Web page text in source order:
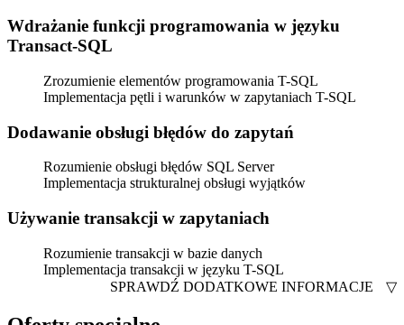
Wdrażanie funkcji programowania w języku
Transact-SQL
Zrozumienie elementów programowania T-SQL
Implementacja pętli i warunków w zapytaniach T-SQL
Dodawanie obsługi błędów do zapytań
Rozumienie obsługi błędów SQL Server
Implementacja strukturalnej obsługi wyjątków
Używanie transakcji w zapytaniach
Rozumienie transakcji w bazie danych
Implementacja transakcji w języku T-SQL
SPRAWDŹ DODATKOWE INFORMACJE
▽